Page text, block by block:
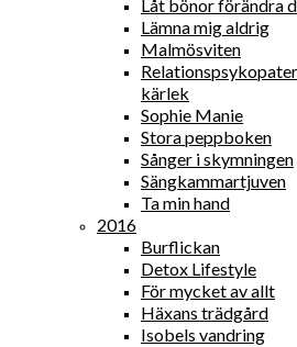
Låt bönor förändra
Lämna mig aldrig
Malmösviten
kärlek
Sophie Manie
Stora peppboken
Sånger i skymningen
Sängkammartjuven
Ta min hand
2016
Burflickan
Detox Lifestyle
För mycket av allt
Häxans trädgård
Isobels vandring